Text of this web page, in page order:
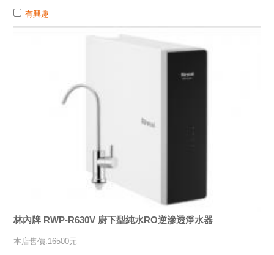
有興趣
林內牌 RWP-R630V 廚下型純水RO逆滲透淨水器
本店售價:16500元